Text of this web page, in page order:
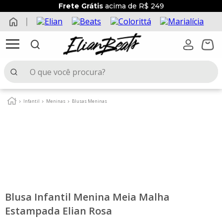
Frete Grátisacima de R$ 249
Infantil Meninas Blusas Meninas
Blusa Infantil Menina Meia Malha
Estampada Elian Rosa
TERMOS MAIS BUSCADOS
6º
blusa
7º
saia